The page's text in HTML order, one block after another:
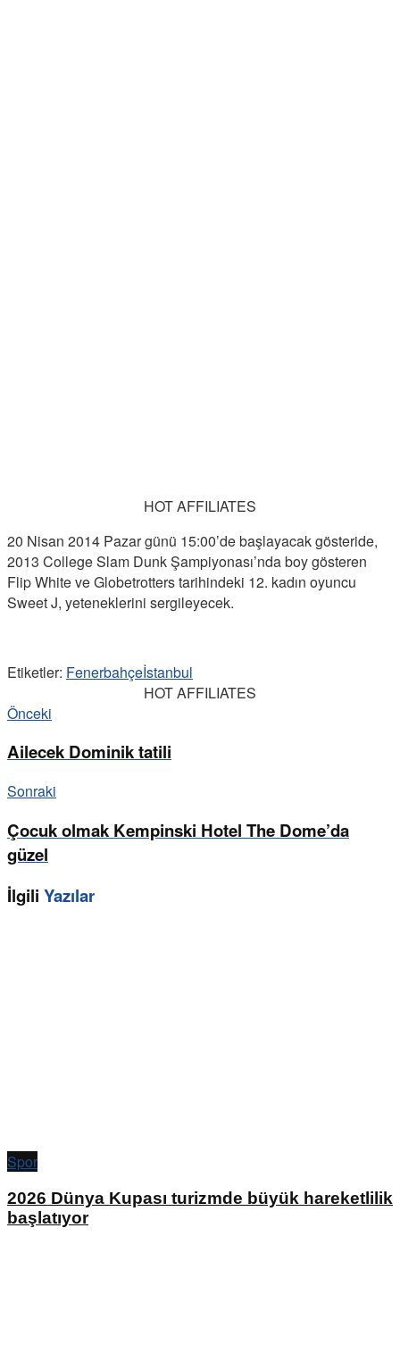
HOT AFFILIATES
20 Nisan 2014 Pazar günü 15:00’de başlayacak gösteride,
2013 College Slam Dunk Şampiyonası’nda boy gösteren
Flip White ve Globetrotters tarihindeki 12. kadın oyuncu
Sweet J, yeteneklerini sergileyecek.
Etiketler: Fenerbahçeİstanbul
HOT AFFILIATES
Önceki
Ailecek Dominik tatili
Sonraki
Çocuk olmak Kempinski Hotel The Dome’da
güzel
İlgili Yazılar
Spor
2026 Dünya Kupası turizmde büyük hareketlilik
başlatıyor